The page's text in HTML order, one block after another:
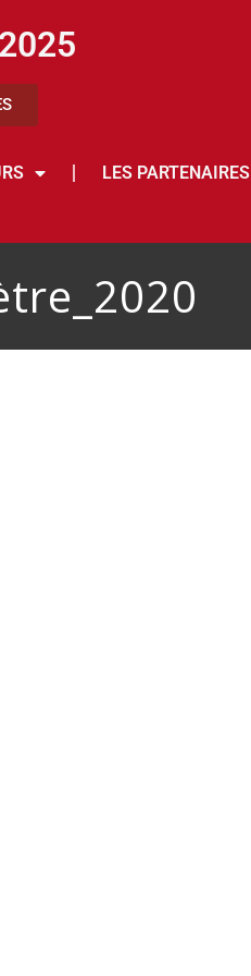
LES PARTENAIRES